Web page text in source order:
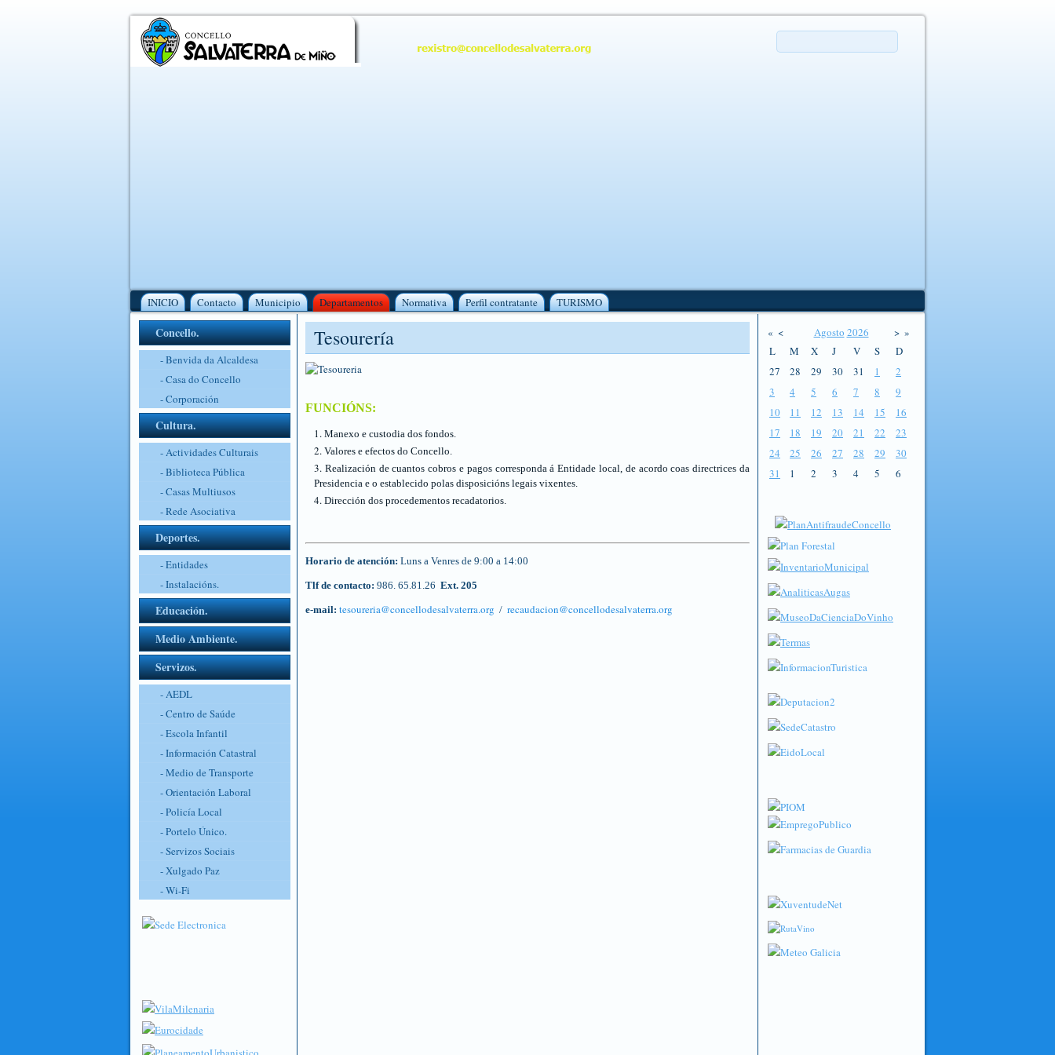
INICIO Contacto Municipio Departamentos Normativa Perfil contratante TURISMO
Concello.
- Benvida da Alcaldesa
- Casa do Concello
- Corporación
Cultura.
- Actividades Culturais
- Biblioteca Pública
- Casas Multiusos
- Rede Asociativa
Deportes.
- Entidades
- Instalacións.
Educación.
Medio Ambiente.
Servizos.
- AEDL
- Centro de Saúde
- Escola Infantil
- Información Catastral
- Medio de Transporte
- Orientación Laboral
- Policía Local
- Portelo Único.
- Servizos Sociais
- Xulgado Paz
- Wi-Fi
Tesourería
FUNCIÓNS:
Manexo e custodia dos fondos.
Valores e efectos do Concello.
Realización de cuantos cobros e pagos corresponda á Entidade local, de acordo coas directrices da
Presidencia e o establecido polas disposicións legais vixentes.
Dirección dos procedementos recadatorios.
Horario de atención: Luns a Venres de 9:00 a 14:00
Tlf de contacto: 986. 65.81.26 Ext. 205
e-mail: tesoureria@concellodesalvaterra.org / recaudacion@concellodesalvaterra.org
« < Agosto 2026 > »
L
M X J V S
D
27
28 29 30 31 1
2
3
4 5 6 7 8
9
10
11 12 13 14 15
16
17
18 19 20 21 22
23
24
25 26 27 28 29
30
31
1 2 3 4 5 6